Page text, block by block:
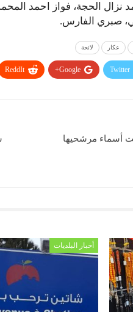
نزال الحجة، فواز احمد
صبري الفارس.
عكار لائحة
Twitter
Google+
ReddIt
أسماء مرشحيها
أخبار البلديات